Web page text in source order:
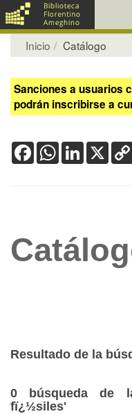
Inicio Catálogo
Sanciones a usuarios
podrán inscribirse a
FacebookWhatsApp
LinkedIn
X
Resultado de la
0 búsqueda de
fï¿½siles'